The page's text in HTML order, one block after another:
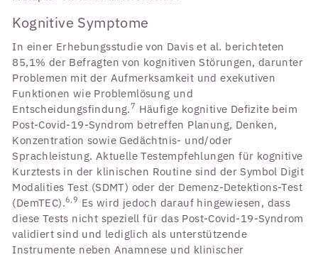
Kognitive Symptome
In einer Erhebungsstudie von Davis et al. berichteten
85,1% der Befragten von kognitiven Störungen, darunter
Problemen mit der Aufmerksamkeit und exekutiven
Funktionen wie Problemlösung und
Entscheidungsfindung.7 Häufige kognitive Defizite beim
Post-Covid-19-Syndrom betreffen Planung, Denken,
Konzentration sowie Gedächtnis- und/oder
Sprachleistung. Aktuelle Testempfehlungen für kognitive
Kurztests in der klinischen Routine sind der Symbol Digit
Modalities Test (SDMT) oder der Demenz-Detektions-Test
(DemTEC).6,9 Es wird jedoch darauf hingewiesen, dass
diese Tests nicht speziell für das Post-Covid-19-Syndrom
validiert sind und lediglich als unterstützende
Instrumente neben Anamnese und klinischer